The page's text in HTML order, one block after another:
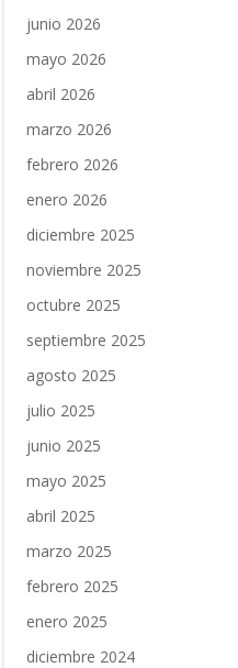
junio 2026
mayo 2026
abril 2026
marzo 2026
febrero 2026
enero 2026
diciembre 2025
noviembre 2025
octubre 2025
septiembre 2025
agosto 2025
julio 2025
junio 2025
mayo 2025
abril 2025
marzo 2025
febrero 2025
enero 2025
diciembre 2024